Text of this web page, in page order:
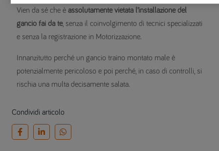
Vien da sé che è assolutamente vietata l’installazione del
gancio fai da te, senza il coinvolgimento di tecnici specializzati
e senza la registrazione in Motorizzazione.
Innanzitutto perché un gancio traino montato male è
potenzialmente pericoloso e poi perché, in caso di controlli, si
rischia una multa decisamente salata.
Condividi articolo